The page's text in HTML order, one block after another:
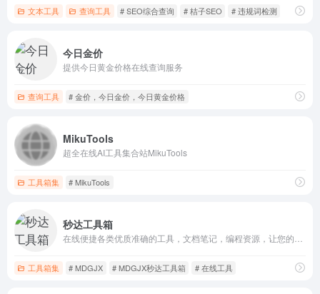
文本工具 查询工具 # SEO综合查询 # 桔子SEO # 违规词检测
今日金价
提供今日黄金价格在线查询服务
查询工具 # 金价，今日金价，今日黄金价格
MikuTools
超全在线AI工具集合站MikuTools
工具箱集 # MikuTools
秒达工具箱
工具箱集 # MDGJX # MDGJX秒达工具箱 # 在线工具